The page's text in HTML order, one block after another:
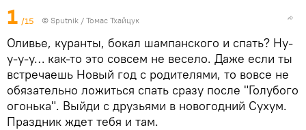
1 /15 © Sputnik / Томас Тхайцук
Оливье, куранты, бокал шампанского и спать? Ну-
у-у-у… как-то это совсем не весело. Даже если ты
встречаешь Новый год с родителями, то вовсе не
обязательно ложиться спать сразу после "Голубого
огонька". Выйди с друзьями в новогодний Сухум.
Праздник ждет тебя и там.